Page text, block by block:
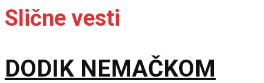
Slične vesti
DODIK NEMAČKOM